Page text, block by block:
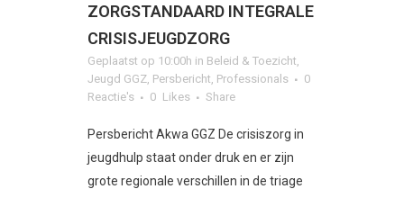
ZORGSTANDAARD INTEGRALE
CRISISJEUGDZORG
Geplaatst op 10:00h in Beleid & Toezicht
Jeugd GGZ Persbericht Professionals
0
Reactie's
0 Likes Share
Persbericht Akwa GGZ De crisiszorg in
jeugdhulp staat onder druk en er zijn
grote regionale verschillen in de triage